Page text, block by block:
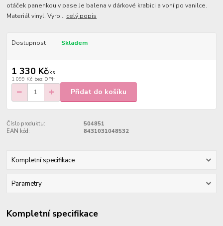
otáček panenkou v pase Je balena v dárkové krabici a voní po vanilce.
Materiál vinyl. Vyro... celý popis
Dostupnost Skladem
1 330 Kč/ks
1 099 Kč bez DPH
Přidat do košíku
Číslo produktu:
504851
EAN kód:
8431031048532
Kompletní specifikace
Parametry
Kompletní specifikace